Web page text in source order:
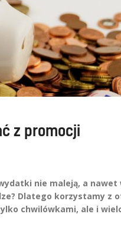
z promocji
nie maleją, a nawet
Dlatego korzystamy z
chwilówkami, ale i